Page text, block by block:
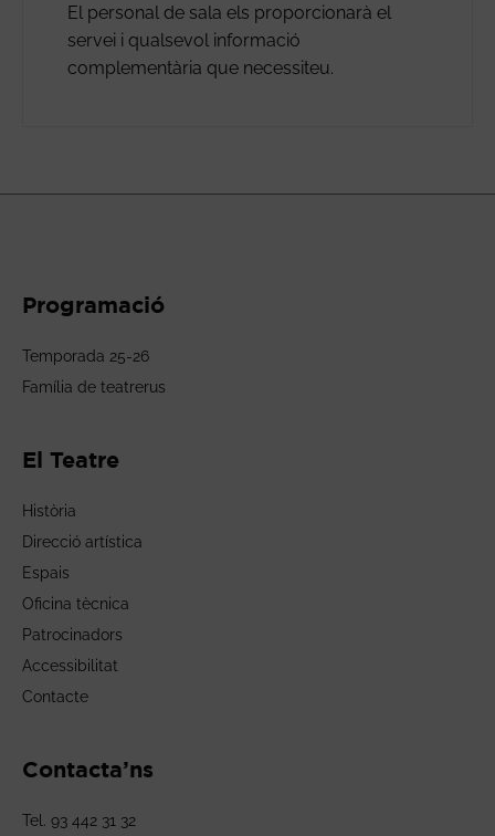
El personal de sala els proporcionarà el
servei i qualsevol informació
complementària que necessiteu.
Programació
Temporada 25-26
Família de teatrerus
El Teatre
Història
Direcció artística
Espais
Oficina tècnica
Patrocinadors
Accessibilitat
Contacte
Contacta’ns
Tel. 93 442 31 32